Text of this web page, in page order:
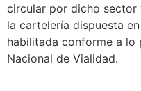
circular por dicho sector
la cartelería dispuesta
habilitada conforme a lo
Nacional de Vialidad.